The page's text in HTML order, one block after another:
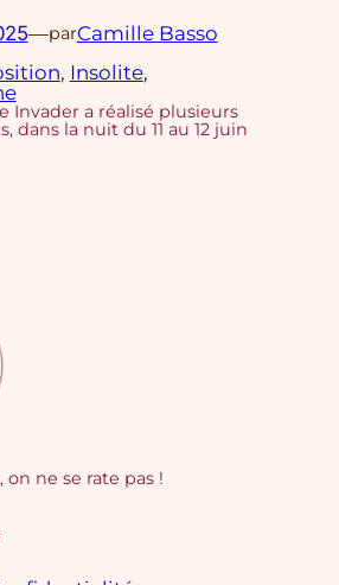
—parCamille Basso
, Insolite
Invader a réalisé plusieurs
dans la nuit du 11 au 12 juin
ne se rate pas !